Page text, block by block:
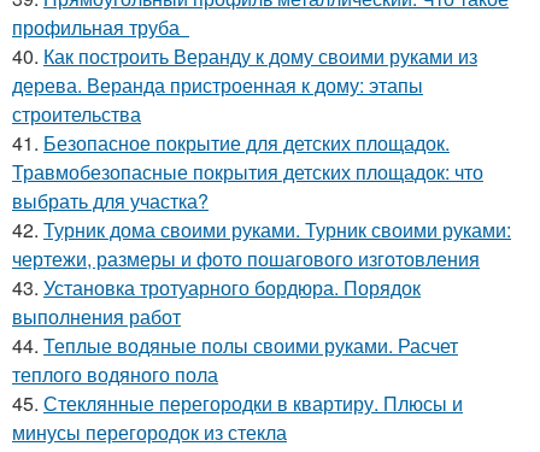
профильная труба
40. Как построить Веранду к дому своими руками из
дерева. Веранда пристроенная к дому: этапы
строительства
41. Безопасное покрытие для детских площадок.
Травмобезопасные покрытия детских площадок: что
выбрать для участка?
42. Турник дома своими руками. Турник своими руками:
чертежи, размеры и фото пошагового изготовления
43. Установка тротуарного бордюра. Порядок
выполнения работ
44. Теплые водяные полы своими руками. Расчет
теплого водяного пола
45. Стеклянные перегородки в квартиру. Плюсы и
минусы перегородок из стекла